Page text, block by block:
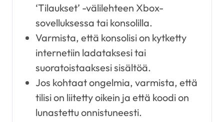
‘Tilaukset’ -välilehteen Xbox-
sovelluksessa tai konsolilla.
Varmista, että konsolisi on kytketty
internetiin ladataksesi tai
suoratoistaaksesi sisältöä.
Jos kohtaat ongelmia, varmista, että
tilisi on liitetty oikein ja että koodi on
lunastettu onnistuneesti.